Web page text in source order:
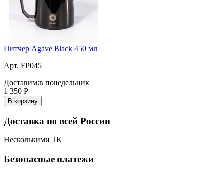
Питчер Agave Black 450 мл
Арт. FP045
Доставим:в понедельник
1 350 Р
В корзину
Доставка по всей России
Несколькими ТК
Безопасные платежи